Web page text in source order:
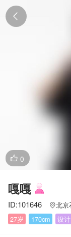

 0
嘎嘎
ID:101646 北京
27岁
170cm 设